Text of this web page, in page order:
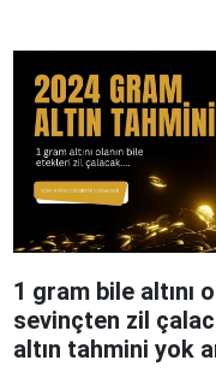
1 gram bile altını
sevinçten zil
altın tahmini yok